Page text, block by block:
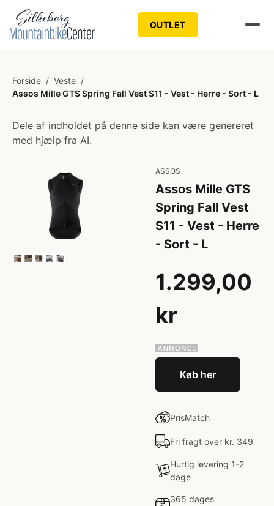
OUTLET
Forside / Veste /
Assos Mille GTS Spring Fall Vest S11 - Vest - Herre - Sort - L
Dele af indholdet på denne side kan være genereret
med hjælp fra AI.
ASSOS
Assos Mille GTS
Spring Fall Vest
S11 - Vest - Herre
- Sort - L
1.299,00
kr
Køb her
PrisMatch
Fri fragt over kr. 349
Hurtig levering 1-2
dage
365 dages